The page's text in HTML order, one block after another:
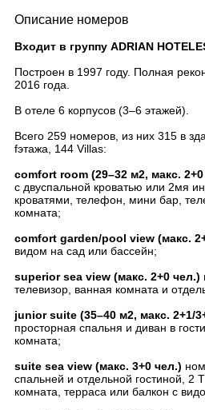
Описание номеров
Входит в группу ADRIAN
Построен в 1997 году. Полная
2016 года.
В отеле 6 корпусов (3–6 этажей).
Всего 259 номеров, из них 315 в
fэтажа, 144 Villas:
comfort room (29–32 м2, макс. 2+0
с двуспальной кроватью или 2мя
кроватями, телефон, мини бар,
комната;
comfort garden/pool view (макс.
видом на сад или бассейн;
superior sea view (макс. 2+0 чел.)
телевизор, ванная комната и
junior suite (35–40 м2, макс. 2+1/
просторная спальня и диван в
комната;
suite sea view (макс. 3+0 чел.)
спальней и отдельной гостиной, 2
комната, терраса или балкон с